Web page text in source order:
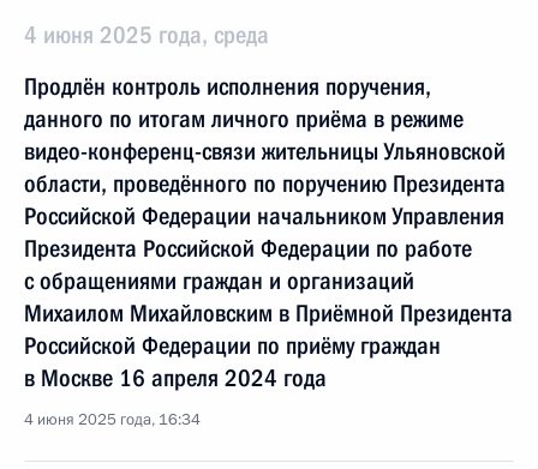
4 июня 2025 года, среда
Продлён контроль исполнения поручения,
данного по итогам личного приёма в режиме
видео-конференц-связи жительницы Ульяновской
области, проведённого по поручению Президента
Российской Федерации начальником Управления
Президента Российской Федерации по работе
с обращениями граждан и организаций
Михаилом Михайловским в Приёмной Президента
Российской Федерации по приёму граждан
в Москве 16 апреля 2024 года
4 июня 2025 года, 16:34